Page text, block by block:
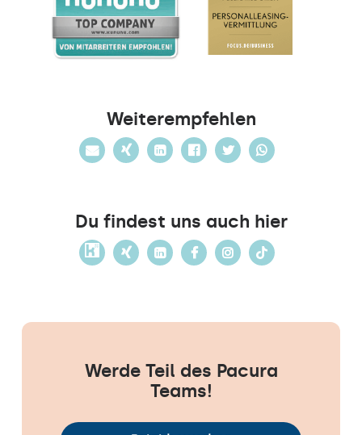
Weiterempfehlen
Du findest uns auch hier
Werde Teil des Pacura
Teams!